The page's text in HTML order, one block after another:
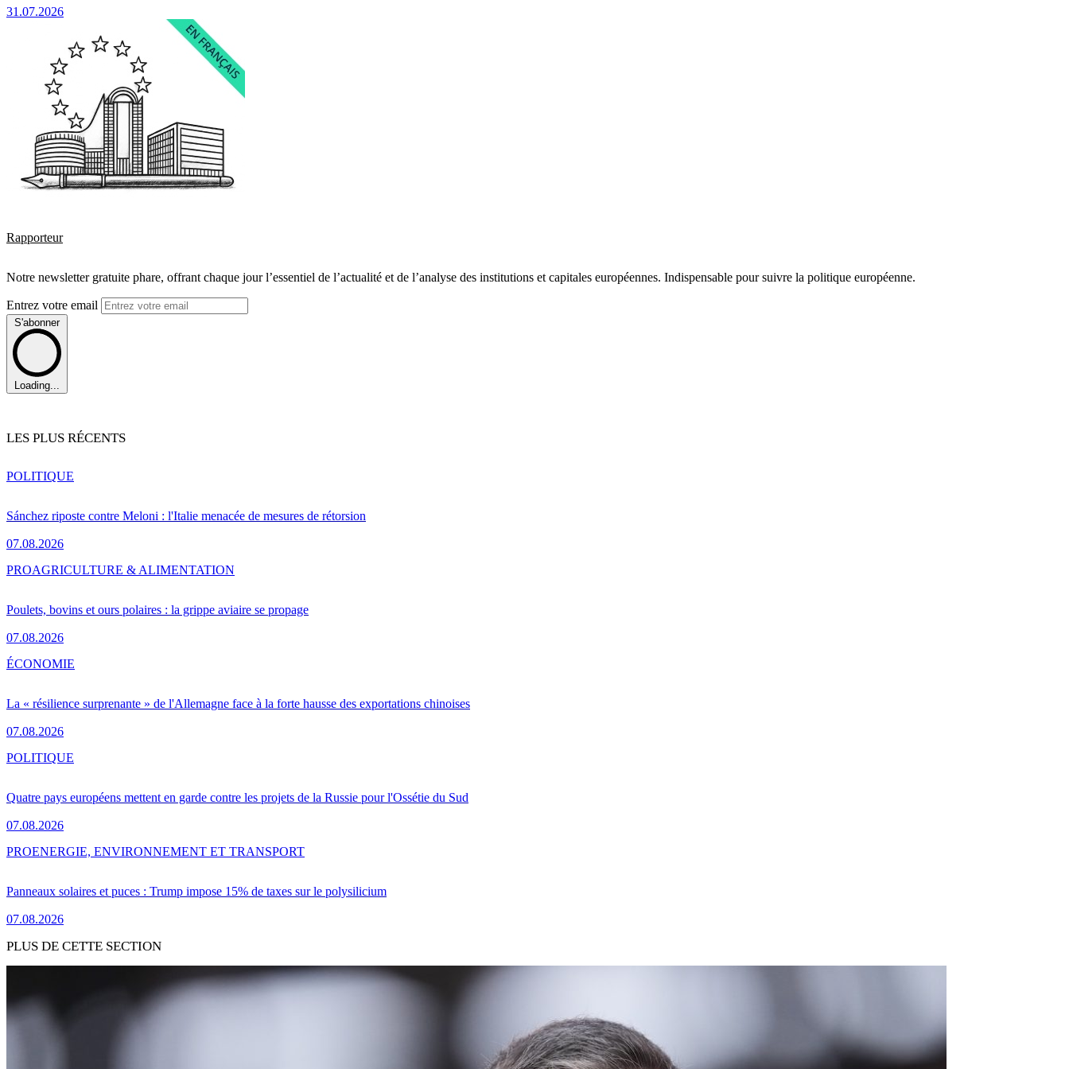
31.07.2026
Rapporteur
Notre newsletter gratuite phare, offrant chaque jour l’essentiel de l’actualité et de l’analyse des institutions et capitales européennes. Indispensable pour suivre la politique européenne.
Entrez votre email
S'abonner
Loading...
LES PLUS RÉCENTS
Sánchez riposte contre Meloni : l'Italie menacée de mesures de rétorsion
07.08.2026
POLITIQUE
Poulets, bovins et ours polaires : la grippe aviaire se propage
07.08.2026
PROAGRICULTURE & ALIMENTATION
La « résilience surprenante » de l'Allemagne face à la forte hausse des exportations chinoises
07.08.2026
ÉCONOMIE
Quatre pays européens mettent en garde contre les projets de la Russie pour l'Ossétie du Sud
07.08.2026
POLITIQUE
Panneaux solaires et puces : Trump impose 15% de taxes sur le polysilicium
07.08.2026
PROENERGIE, ENVIRONNEMENT ET TRANSPORT
PLUS DE CETTE SECTION